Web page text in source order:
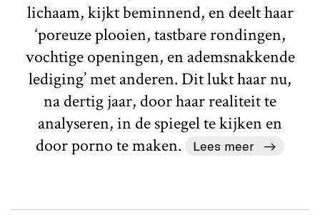
lichaam, kijkt beminnend, en deelt haar
‘poreuze plooien, tastbare rondingen,
vochtige openingen, en ademsnakkende
lediging’ met anderen. Dit lukt haar nu,
na dertig jaar, door haar realiteit te
analyseren, in de spiegel te kijken en
door porno te maken.
Lees meer